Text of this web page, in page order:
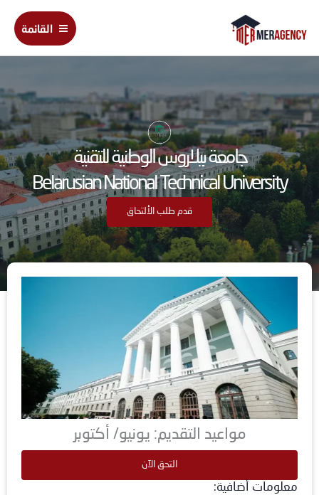
المحتوى
Main
Menu
القائمة
جامعة بيلاروس الوطنية للتقنية
Belarusian National Technical University
قدم طلب الألتحاق
مواعيد التقديم: يونيو/ أكتوبر
التحق الآن
معلومات أضافية: